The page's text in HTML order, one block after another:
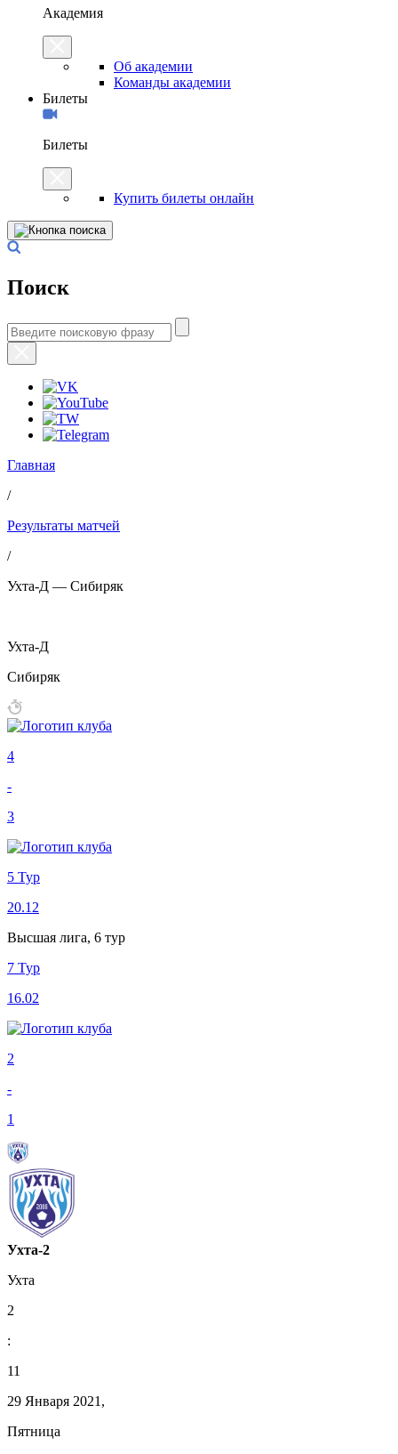
Академия
Об академии
Команды академии
Билеты
Билеты
Купить билеты онлайн
Поиск
Главная
/
Результаты матчей
/
Ухта-Д — Сибиряк
Ухта-Д
Сибиряк
4
-
3
5 Тур
20.12
Высшая лига, 6 тур
7 Тур
16.02
2
-
1
Ухта-2
Ухта
2
:
11
29 Января 2021,
Пятница